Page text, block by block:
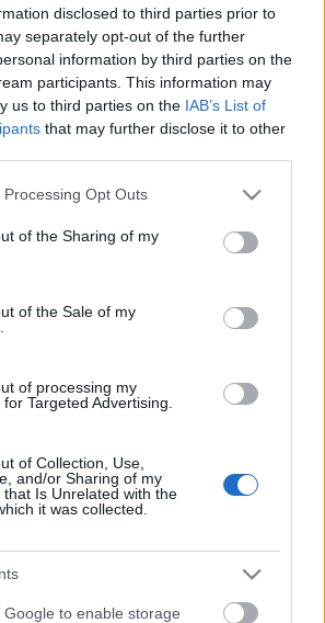
disclosed to third parties prior to
separately opt-out of the further
information by third parties on the
participants. This information may
us to third parties on the IAB’s List of
that may further disclose it to other
website/app uses one or more Google
or usage behaviour. You may click to
to Google and its third-party tags to
specified purposes in below Google
Opt Outs
of the Sharing of my
of the Sale of my
of processing my
Targeted Advertising.
of Collection, Use,
and/or Sharing of my
that Is Unrelated with the
it was collected.
Google to enable storage
adta egy teljesen
embernek a telefont. Akit
le, nem kért tőle semmilyen
követett el mert
sem szabadott volna átadni
hivatalos úton. Nekem több
Ami hónapokba is bele
felelőse ennek az ügynek?
tűnik a talált tárgy? Ha jó